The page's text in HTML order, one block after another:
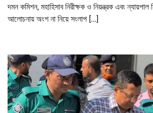
দমন কমিশন, মহাহিসাব নিরীক্ষক ও নিয়ন্ত্রক এবং ন্যায়পাল
আলোচনায় অংশ না নিয়ে সংলাপ […]